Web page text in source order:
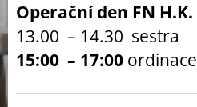
Operační den FN H.K.
13.00 – 14.30 sestra
15:00 – 17:00 ordinace